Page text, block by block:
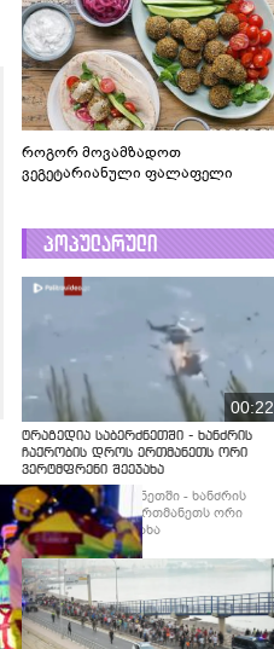
როგორ მოვამზადოთ
ვეგეტარიანული ფალაფელი
პოპულარული
00:22
ტრაგედია საბერძნეთში - ხანძრის
ჩაქრობის დროს ერთმანეთს ორი
ვერტმფრენი შეეჯახა
ტრაგედია საბერძნეთში - ხანძრის
ჩაქრობის დროს ერთმანეთს ორი
ვერტმფრენი შეეჯახა